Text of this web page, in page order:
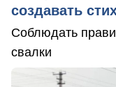
создавать
Соблюдать
свалки